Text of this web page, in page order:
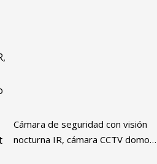
Cámara de seguridad con visión
nocturna IR, cámara CCTV domo